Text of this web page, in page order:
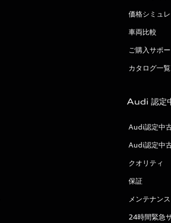
価格シミュ
車両比較
ご購入サポー
カタログ一覧
Audi 認定
Audi認定中
Audi認定中
クオリティ
保証
メンテナンス
24時間緊急